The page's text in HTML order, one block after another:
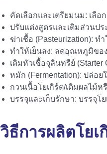
คัดเลือกและเตรียมนม: เลื
ปรับแต่งสูตรและเติมส่วนป
ฆ่าเชื้อ (Pasteurization): ท
ทำให้เย็นลง: ลดอุณหภูมิขอ
เติมหัวเชื้อจุลินทรีย์ (Starter
หมัก (Fermentation): ปล่อ
กวนเนื้อโยเกิร์ต/เติมผลไม้
บรรจุและเก็บรักษา: บรรจุ
วิธีการผลิตโยเ